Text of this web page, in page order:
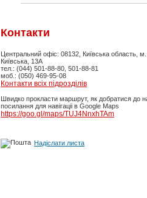
Контакти
Центральний офіс: 08132, Київська область,
Київська, 13А
тел.: (044) 501-88-80, 501-88-81
моб.: (050) 469-95-08
Контакти всіх підрозділів
Швидко прокласти маршрут, як добратися до
посилання для навігаціі в Google Maps
https://goo.gl/maps/TUJ4NnxhTAm
Надіслати листа